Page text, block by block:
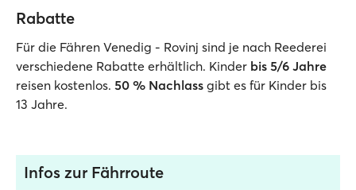
Rabatte
Für die Fähren Venedig - Rovinj sind je nach Reederei
verschiedene Rabatte erhältlich. Kinder bis 5/6 Jahre
reisen kostenlos. 50 % Nachlass gibt es für Kinder bis
13 Jahre.
Infos zur Fährroute